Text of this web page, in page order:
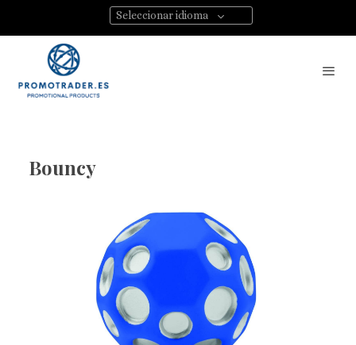
Seleccionar idioma
Bouncy